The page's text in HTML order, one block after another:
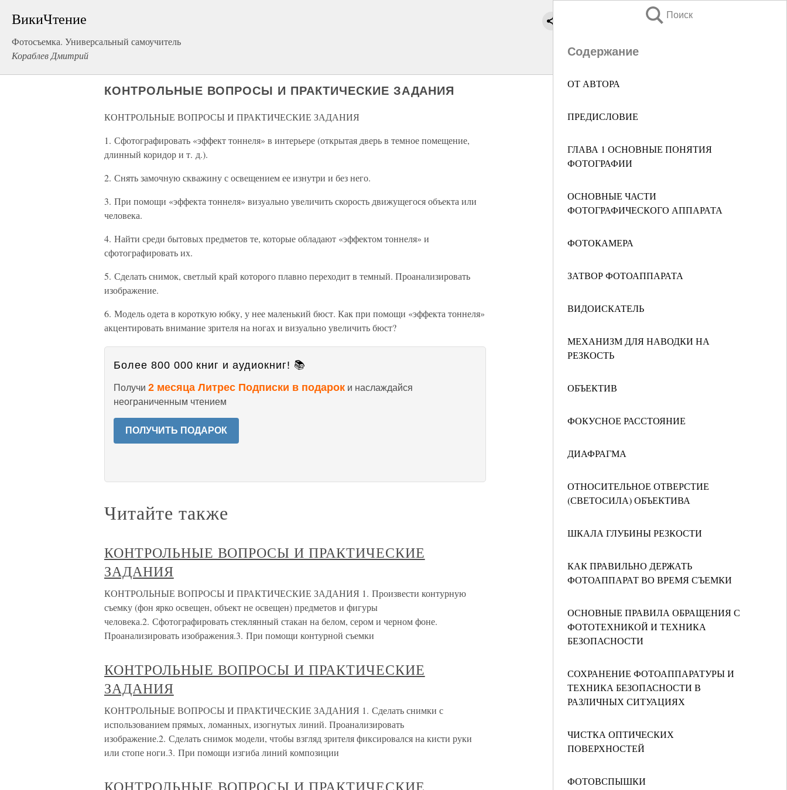
ВикиЧтение
Фотосъемка. Универсальный самоучитель
Кораблев Дмитрий
Поиск
Содержание
ОТ АВТОРА
ПРЕДИСЛОВИЕ
ГЛАВА 1 ОСНОВНЫЕ ПОНЯТИЯ
ФОТОГРАФИИ
ОСНОВНЫЕ ЧАСТИ
ФОТОГРАФИЧЕСКОГО АППАРАТА
ФОТОКАМЕРА
ЗАТВОР ФОТОАППАРАТА
ВИДОИСКАТЕЛЬ
МЕХАНИЗМ ДЛЯ НАВОДКИ НА
РЕЗКОСТЬ
ОБЪЕКТИВ
ФОКУСНОЕ РАССТОЯНИЕ
ДИАФРАГМА
ОТНОСИТЕЛЬНОЕ ОТВЕРСТИЕ
(СВЕТОСИЛА) ОБЪЕКТИВА
ШКАЛА ГЛУБИНЫ РЕЗКОСТИ
КАК ПРАВИЛЬНО ДЕРЖАТЬ
ФОТОАППАРАТ ВО ВРЕМЯ СЪЕМКИ
ОСНОВНЫЕ ПРАВИЛА ОБРАЩЕНИЯ С
ФОТОТЕХНИКОЙ И ТЕХНИКА
БЕЗОПАСНОСТИ
СОХРАНЕНИЕ ФОТОАППАРАТУРЫ И
ТЕХНИКА БЕЗОПАСНОСТИ В
РАЗЛИЧНЫХ СИТУАЦИЯХ
ЧИСТКА ОПТИЧЕСКИХ
ПОВЕРХНОСТЕЙ
ФОТОВСПЫШКИ
КОНТРОЛЬНЫЕ ВОПРОСЫ И ПРАКТИЧЕСКИЕ ЗАДАНИЯ
КОНТРОЛЬНЫЕ ВОПРОСЫ И ПРАКТИЧЕСКИЕ ЗАДАНИЯ
1. Сфотографировать «эффект тоннеля» в интерьере (открытая дверь в темное помещение,
длинный коридор и т. д.).
2. Снять замочную скважину с освещением ее изнутри и без него.
3. При помощи «эффекта тоннеля» визуально увеличить скорость движущегося объекта или
человека.
4. Найти среди бытовых предметов те, которые обладают «эффектом тоннеля» и
сфотографировать их.
5. Сделать снимок, светлый край которого плавно переходит в темный. Проанализировать
изображение.
6. Модель одета в короткую юбку, у нее маленький бюст. Как при помощи «эффекта тоннеля»
акцентировать внимание зрителя на ногах и визуально увеличить бюст?
Более 800 000 книг и аудиокниг! 📚
Получи 2 месяца Литрес Подписки в подарок и наслаждайся
неограниченным чтением
ПОЛУЧИТЬ ПОДАРОК
Читайте также
КОНТРОЛЬНЫЕ ВОПРОСЫ И ПРАКТИЧЕСКИЕ
ЗАДАНИЯ
КОНТРОЛЬНЫЕ ВОПРОСЫ И ПРАКТИЧЕСКИЕ ЗАДАНИЯ 1. Произвести контурную
съемку (фон ярко освещен, объект не освещен) предметов и фигуры
человека.2. Сфотографировать стеклянный стакан на белом, сером и черном фоне.
Проанализировать изображения.3. При помощи контурной съемки
КОНТРОЛЬНЫЕ ВОПРОСЫ И ПРАКТИЧЕСКИЕ
ЗАДАНИЯ
КОНТРОЛЬНЫЕ ВОПРОСЫ И ПРАКТИЧЕСКИЕ ЗАДАНИЯ 1. Сделать снимки с
использованием прямых, ломанных, изогнутых линий. Проанализировать
изображение.2. Сделать снимок модели, чтобы взгляд зрителя фиксировался на кисти руки
или стопе ноги.3. При помощи изгиба линий композиции